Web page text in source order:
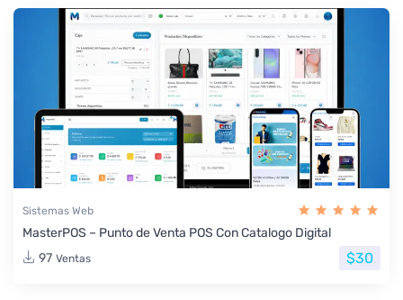
Sistemas Web
MasterPOS – Punto de Venta POS Con Catalogo Digital
97 Ventas $30